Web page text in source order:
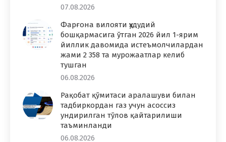
07.08.2026
Фарғона вилояти ҳудудий
бошқармасига ўтган 2026 йил 1-ярим
йиллик давомида истеъмолчилардан
жами 2 358 та мурожаатлар келиб
тушган
06.08.2026
Рақобат қўмитаси аралашуви билан
тадбиркордан газ учун асоссиз
ундирилган тўлов қайтарилиши
таъминланди
06.08.2026